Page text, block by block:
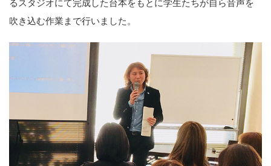
るスタジオにて完成した台本をもとに学生たちが自ら音声を
吹き込む作業まで行いました。